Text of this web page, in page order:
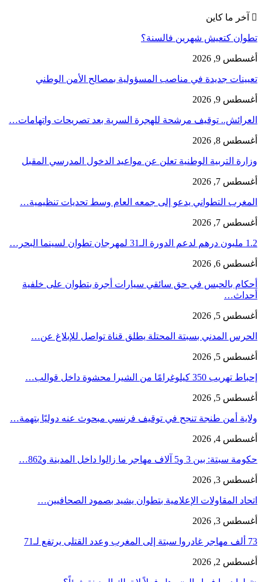
آخر ما كاين
تطوان كتعيش شهرين فالسنة؟
أغسطس 9, 2026
تعيينات جديدة في مناصب المسؤولية بمصالح الأمن الوطني
أغسطس 9, 2026
العرائش.. توقيف مرشحة للهجرة السرية بعد تصريحات واتهامات…
أغسطس 8, 2026
وزارة التربية الوطنية تعلن عن مواعيد الدخول المدرسي المقبل
أغسطس 7, 2026
المغرب التطواني يدعو إلى جمعه العام وسط تحديات تنظيمية…
أغسطس 7, 2026
1.2 مليون درهم لدعم الدورة الـ31 لمهرجان تطوان لسينما البحر…
أغسطس 6, 2026
أحكام بالحبس في حق سائقي سيارات أجرة بتطوان على خلفية
أحداث…
أغسطس 5, 2026
الحرس المدني بسبتة المحتلة يطلق قناة تواصل للإبلاغ عن…
أغسطس 5, 2026
إحباط تهريب 350 كيلوغرامًا من الشيرا محشوة داخل قوالب…
أغسطس 5, 2026
ولاية أمن طنجة تنجح في توقيف فرنسي مبحوث عنه دوليًا بتهمة…
أغسطس 4, 2026
حكومة سبتة: بين 3 و5 آلاف مهاجر ما زالوا داخل المدينة و862…
أغسطس 3, 2026
اتحاد المقاولات الإعلامية بتطوان يشيد بصمود الصحافيين…
أغسطس 3, 2026
73 ألف مهاجر غادروا سبتة إلى المغرب وعدد القتلى يرتفع لـ71
أغسطس 2, 2026